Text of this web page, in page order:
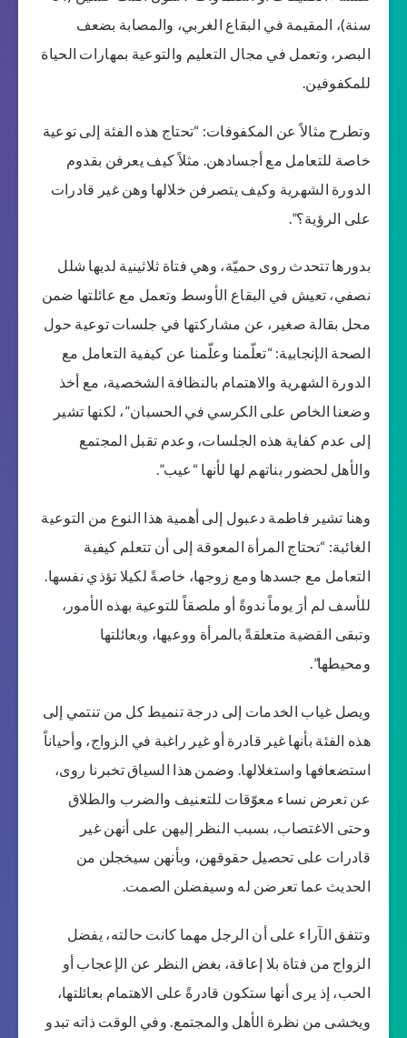
سنة)، المقيمة في البقاع الغربي، والمصابة بضعف
البصر، وتعمل في مجال التعليم والتوعية بمهارات الحياة
للمكفوفين.
وتطرح مثالاً عن المكفوفات: “تحتاج هذه الفئة إلى توعية
خاصة للتعامل مع أجسادهن. مثلاً كيف يعرفن بقدوم
الدورة الشهرية وكيف يتصرفن خلالها وهن غير قادرات
على الرؤية؟”.
بدورها تتحدث روى حميّة، وهي فتاة ثلاثينية لديها شلل
نصفي، تعيش في البقاع الأوسط وتعمل مع عائلتها ضمن
محل بقالة صغير، عن مشاركتها في جلسات توعية حول
الصحة الإنجابية: “تعلّمنا وعلّمنا عن كيفية التعامل مع
الدورة الشهرية والاهتمام بالنظافة الشخصية، مع أخذ
وضعنا الخاص على الكرسي في الحسبان”، لكنها تشير
إلى عدم كفاية هذه الجلسات، وعدم تقبل المجتمع
والأهل لحضور بناتهم لها لأنها “عيب”.
وهنا تشير فاطمة دعبول إلى أهمية هذا النوع من التوعية
الغائبة: “تحتاج المرأة المعوقة إلى أن تتعلم كيفية
التعامل مع جسدها ومع زوجها، خاصةً لكيلا تؤذي نفسها.
للأسف لم أرَ يوماً ندوةً أو ملصقاً للتوعية بهذه الأمور،
وتبقى القضية متعلقةً بالمرأة ووعيها، وبعائلتها
ومحيطها”.
ويصل غياب الخدمات إلى درجة تنميط كل من تنتمي إلى
هذه الفئة بأنها غير قادرة أو غير راغبة في الزواج، وأحياناً
استضعافها واستغلالها. وضمن هذا السياق تخبرنا روى،
عن تعرض نساء معوّقات للتعنيف والضرب والطلاق
وحتى الاغتصاب، بسبب النظر إليهن على أنهن غير
قادرات على تحصيل حقوقهن، وبأنهن سيخجلن من
الحديث عما تعرضن له وسيفضلن الصمت.
وتتفق الآراء على أن الرجل مهما كانت حالته، يفضل
الزواج من فتاة بلا إعاقة، بغض النظر عن الإعجاب أو
الحب، إذ يرى أنها ستكون قادرةً على الاهتمام بعائلتها،
ويخشى من نظرة الأهل والمجتمع. وفي الوقت ذاته تبدو